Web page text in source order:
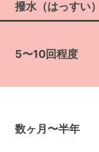
撥水（はっすい
5〜10回程度
数ヶ月〜半年